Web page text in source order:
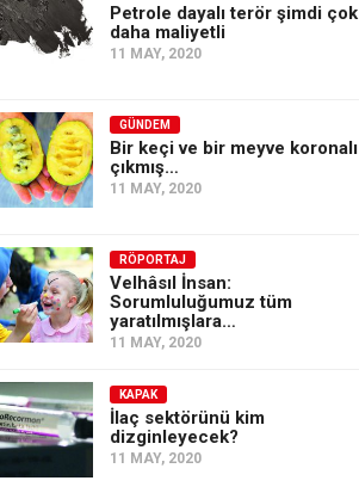
Petrole dayalı terör şimdi çok
daha maliyetli
11 MAY, 2020
GÜNDEM
Bir keçi ve bir meyve koronalı
çıkmış…
11 MAY, 2020
RÖPORTAJ
Velhâsıl İnsan:
Sorumluluğumuz tüm
yaratılmışlara…
11 MAY, 2020
KAPAK
İlaç sektörünü kim
dizginleyecek?
11 MAY, 2020